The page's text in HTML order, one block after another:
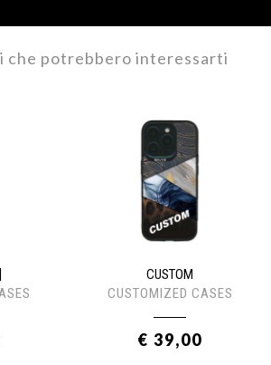
che potrebbero interessarti
CUSTOM
CUSTOMIZED CASES
€ 39,00